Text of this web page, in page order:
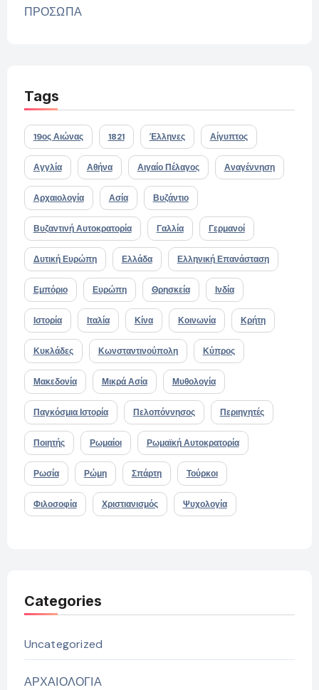
ΠΡΟΣΩΠΑ
Tags
19ος Αιώνας 1821 Έλληνες Αίγυπτος
Αγγλία Αθήνα Αιγαίο Πέλαγος Αναγέννηση
Αρχαιολογία Ασία Βυζάντιο
Βυζαντινή Αυτοκρατορία Γαλλία Γερμανοί
Δυτική Ευρώπη Ελλάδα Ελληνική Επανάσταση
Εμπόριο Ευρώπη Θρησκεία Ινδία
Ιστορία Ιταλία Κίνα Κοινωνία Κρήτη
Κυκλάδες Κωνσταντινούπολη Κύπρος
Μακεδονία Μικρά Ασία Μυθολογία
Παγκόσμια Ιστορία Πελοπόννησος Περιηγητές
Ποιητής Ρωμαίοι Ρωμαϊκή Αυτοκρατορία
Ρωσία Ρώμη Σπάρτη Τούρκοι
Φιλοσοφία Χριστιανισμός Ψυχολογία
Categories
Uncategorized
ΑΡΧΑΙΟΛΟΓΙΑ